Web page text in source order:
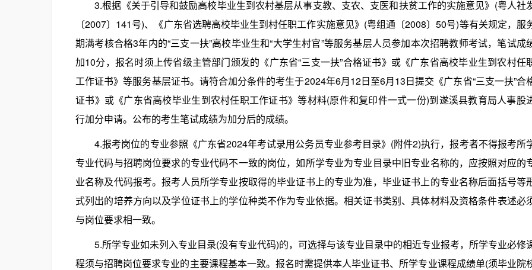
3.根据《关于引导和鼓励高校毕业生到农村基层从事支教、支农、支医和扶贫工作的实施意见》(粤人社
〔2007〕141号)、《广东省选聘高校毕业生到村任职工作实施意见》(粤组通〔2008〕50号)等有关规定，服
期满考核合格3年内的“三支一扶”高校毕业生和“大学生村官”等服务基层人员参加本次招聘教师考试，笔试成
加10分，报名时须上传省级主管部门颁发的《广东省“三支一扶”合格证书》或《广东省高校毕业生到农村任
工作证书》等服务基层证书。请符合加分条件的考生于2024年6月12日至6月13日提交《广东省“三支一扶”合
证书》或《广东省高校毕业生到农村任职工作证书》等材料(原件和复印件一式一份)到遂溪县教育局人事股
行加分申请。公布的考生笔试成绩为加分后的成绩。
4.报考岗位的专业参照《广东省2024年考试录用公务员专业参考目录》(附件2)执行，报考者不得报考所
专业代码与招聘岗位要求的专业代码不一致的岗位，如所学专业为专业目录中旧专业名称的，应按照对应的
业名称及代码报考。报考人员所学专业按取得的毕业证书上的专业为准，毕业证书上的专业名称后面括号等
式列出的培养方向以及学位证书上的学位种类不作为专业依据。相关证书类别、具体材料及资格条件表述必
与岗位要求相一致。
5.所学专业如未列入专业目录(没有专业代码)的，可选择与该专业目录中的相近专业报考，所学专业必修
程须与招聘岗位要求专业的主要课程基本一致。报名时需提供本人毕业证书、所学专业课程成绩单(须毕业院